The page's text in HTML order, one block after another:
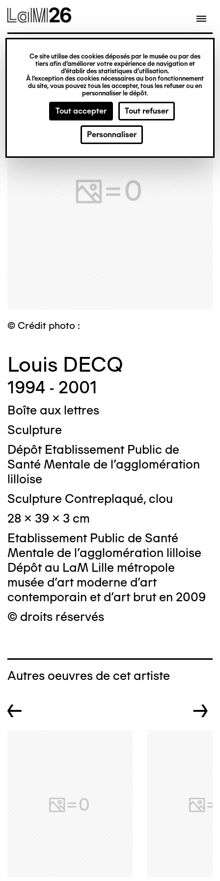
Gestion des cookies
Ce site utilise des cookies déposés par le musée ou par des
tiers afin d’améliorer votre expérience de navigation et
d’établir des statistiques d’utilisation.
À l’exception des cookies nécessaires au bon fonctionnement
du site, vous pouvez tous les accepter, tous les refuser ou en
personnaliser le dépôt.
Tout accepter Tout refuser
Personnaliser
contenu
© Crédit photo :
Louis DECQ
1994 - 2001
Boîte aux lettres
Sculpture
Dépôt Etablissement Public de
Santé Mentale de l'agglomération
lilloise
Sculpture Contreplaqué, clou
28 x 39 x 3 cm
Etablissement Public de Santé
Mentale de l'agglomération lilloise
Dépôt au LaM Lille métropole
musée d’art moderne d’art
contemporain et d’art brut en 2009
© droits réservés
Autres oeuvres de cet artiste
← →